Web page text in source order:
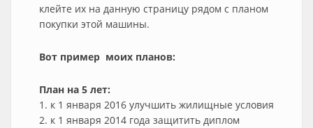
клейте их на данную страницу рядом с планом
покупки этой машины.
Вот пример моих планов:
План на 5 лет:
1. к 1 января 2016 улучшить жилищные условия
2. к 1 января 2014 года защитить диплом